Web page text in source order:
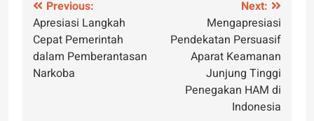
Post
navigation
Previous:
Apresiasi Langkah
Cepat Pemerintah
dalam Pemberantasan
Narkoba
Next:
Mengapresiasi
Pendekatan Persuasif
Aparat Keamanan
Junjung Tinggi
Penegakan HAM di
Indonesia